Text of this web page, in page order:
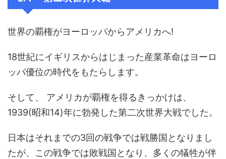
世界の覇権がヨーロッパからアメリカへ!
18世紀にイギリスからはじまった産業革命はヨーロ
ッパ優位の時代をもたらします。
そして、 アメリカが覇権を得るきっかけは、
1939(昭和14)年に勃発した第二次世界大戦でした。
日本はそれまでの3回の戦争では戦勝国となりまし
たが、この戦争では敗戦国となり、多くの犠牲が伴